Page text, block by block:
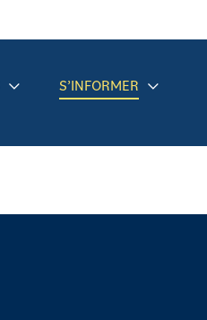
S’INFORMER